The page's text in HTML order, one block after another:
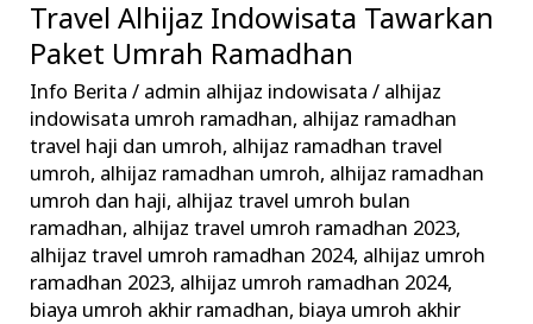
Travel Alhijaz Indowisata Tawarkan
Paket Umrah Ramadhan
Info Berita / admin alhijaz indowisata/ alhijaz
indowisata umroh ramadhan, alhijaz ramadhan
travel haji dan umroh, alhijaz ramadhan travel
umroh, alhijaz ramadhan umroh, alhijaz ramadhan
umroh dan haji, alhijaz travel umroh bulan
ramadhan, alhijaz travel umroh ramadhan 2023,
alhijaz travel umroh ramadhan 2024, alhijaz umroh
ramadhan 2023, alhijaz umroh ramadhan 2024,
biaya umroh akhir ramadhan, biaya umroh akhir
Travel
Alhijaz
Indowisata
Tawarkan
Paket
Umrah
Ramadhan